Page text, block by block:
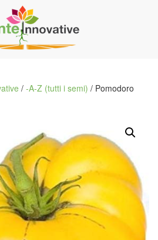
/ -A-Z (tutti i semi) / Pomodoro